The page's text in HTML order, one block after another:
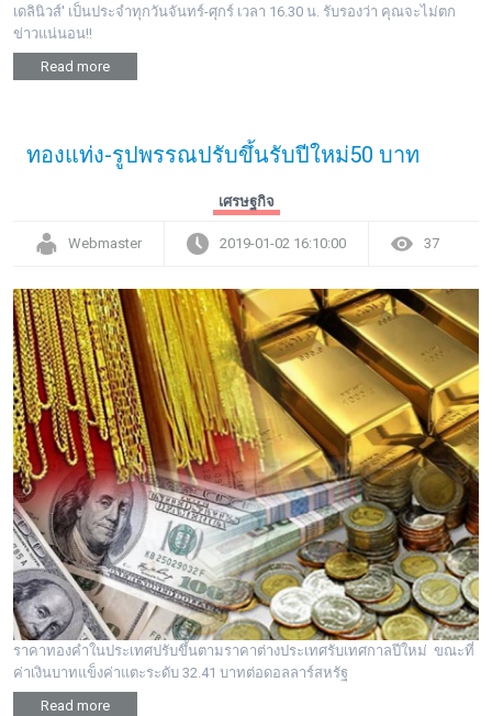
เดลินิวส์' เป็นประจำทุกวันจันทร์-ศุกร์ เวลา 16.30 น. รับรองว่า คุณจะไม่ตก
ข่าวแน่นอน!!
Read more
ทองแท่ง-รูปพรรณปรับขึ้นรับปีใหม่50 บาท
เศรษฐกิจ
Webmaster 2019-01-02 16:10:00 37
ราคาทองคำในประเทศปรับขึ้นตามราคาต่างประเทศรับเทศกาลปีใหม่ ขณะที่
ค่าเงินบาทแข็งค่าแตะระดับ 32.41 บาทต่อดอลลาร์สหรัฐ
Read more